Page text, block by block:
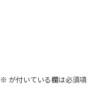
※ が付いている欄は必須項